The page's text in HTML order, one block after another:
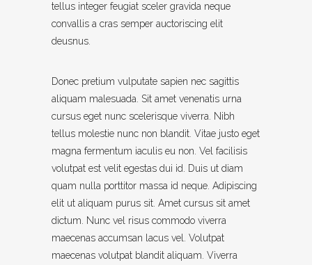
tellus integer feugiat sceler gravida neque
convallis a cras semper auctoriscing elit
deusnus.
Donec pretium vulputate sapien nec sagittis
aliquam malesuada. Sit amet venenatis urna
cursus eget nunc scelerisque viverra. Nibh
tellus molestie nunc non blandit. Vitae justo eget
magna fermentum iaculis eu non. Vel facilisis
volutpat est velit egestas dui id. Duis ut diam
quam nulla porttitor massa id neque. Adipiscing
elit ut aliquam purus sit. Amet cursus sit amet
dictum. Nunc vel risus commodo viverra
maecenas accumsan lacus vel. Volutpat
maecenas volutpat blandit aliquam. Viverra